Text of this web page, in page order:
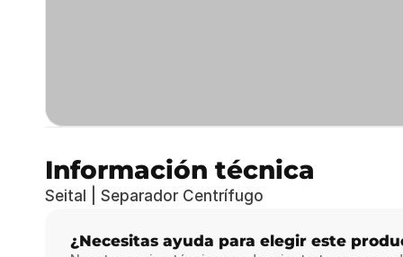
Información técnica
Seital | Separador Centrífugo
¿Necesitas ayuda para elegir este